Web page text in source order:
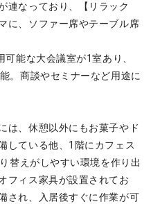
連なっており、【リラック
に、ソファー席やテーブル席
能な大会議室が1室あり、
。商談やセミナーなど用途に
は、休憩以外にもお菓子やド
している他、1階にカフェス
替えがしやすい環境を作り出
フィス家具が設置されてお
され、入居後すぐに作業が可